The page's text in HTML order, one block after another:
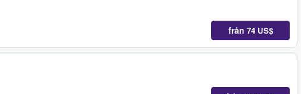
från 74 US$